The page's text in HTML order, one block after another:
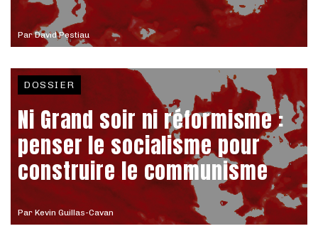
ParDavid Pestiau
Par Kevin Guillas-Cavan
DOSSIER
Ni Grand soir ni réformisme :
penser le socialisme pour
construire le communisme